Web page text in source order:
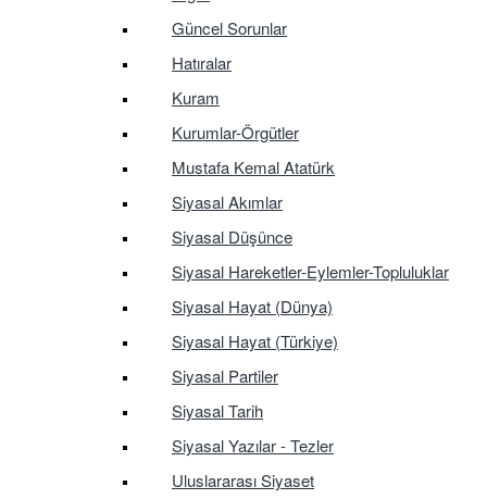
Güncel Sorunlar
Hatıralar
Kuram
Kurumlar-Örgütler
Mustafa Kemal Atatürk
Siyasal Akımlar
Siyasal Düşünce
Siyasal Hareketler-Eylemler-Topluluklar
Siyasal Hayat (Dünya)
Siyasal Hayat (Türkiye)
Siyasal Partiler
Siyasal Tarih
Siyasal Yazılar - Tezler
Uluslararası Siyaset